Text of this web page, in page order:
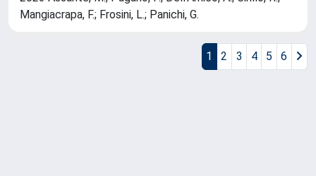
Mangiacrapa, F.; Frosini, L.; Panichi, G.
1 2 3 4 5 6